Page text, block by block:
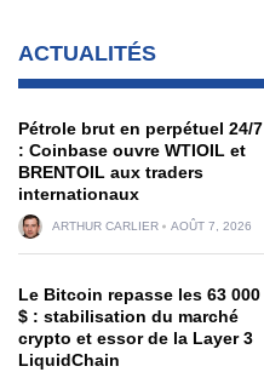
ACTUALITÉS
Pétrole brut en perpétuel 24/7
: Coinbase ouvre WTIOIL et
BRENTOIL aux traders
internationaux
ARTHUR CARLIER AOÛT 7, 2026
Le Bitcoin repasse les 63 000
$ : stabilisation du marché
crypto et essor de la Layer 3
LiquidChain